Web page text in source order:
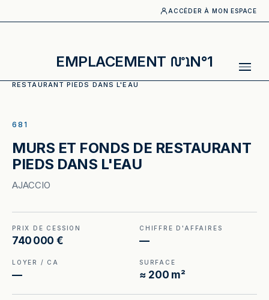
ACCÉDER À MON ESPACE
EMPLACEMENT N°1
RESTAURANT PIEDS DANS L'EAU
681
MURS ET FONDS DE RESTAURANT
PIEDS DANS L'EAU
AJACCIO
PRIX DE CESSION
740 000 €
CHIFFRE D'AFFAIRES
—
LOYER / CA
—
SURFACE
≈ 200 m²